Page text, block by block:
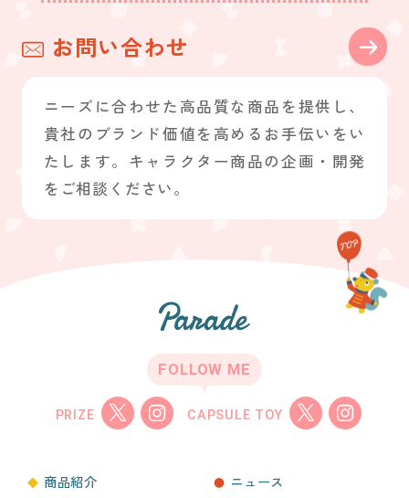
お問い合わせ
ニーズに合わせた高品質な商品を提供し、
貴社のブランド価値を高めるお手伝いをい
たします。キャラクター商品の企画・開発
をご相談ください。
FOLLOW ME
PRIZE CAPSULE TOY
商品紹介 ニュース